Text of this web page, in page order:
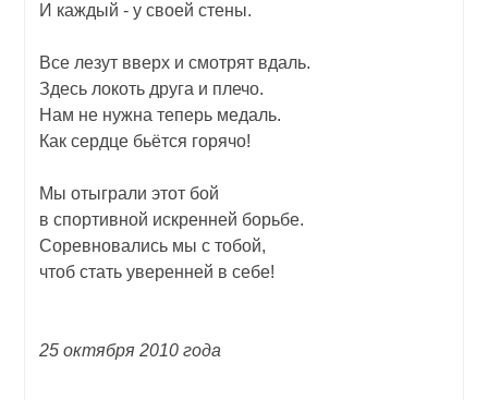
И каждый - у своей стены.
Все лезут вверх и смотрят вдаль.
Здесь локоть друга и плечо.
Нам не нужна теперь медаль.
Как сердце бьётся горячо!
Мы отыграли этот бой
в спортивной искренней борьбе.
Соревновались мы с тобой,
чтоб стать уверенней в себе!
25 октября 2010 года